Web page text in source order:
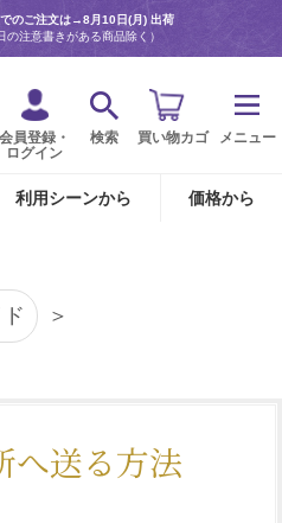
のご注文は→8月10日(月) 出荷
の注意書きがある商品除く）
会員登録・
ログイン
検索 買い物カゴ メニュー
利用シーンから 価格から
へ送る方法